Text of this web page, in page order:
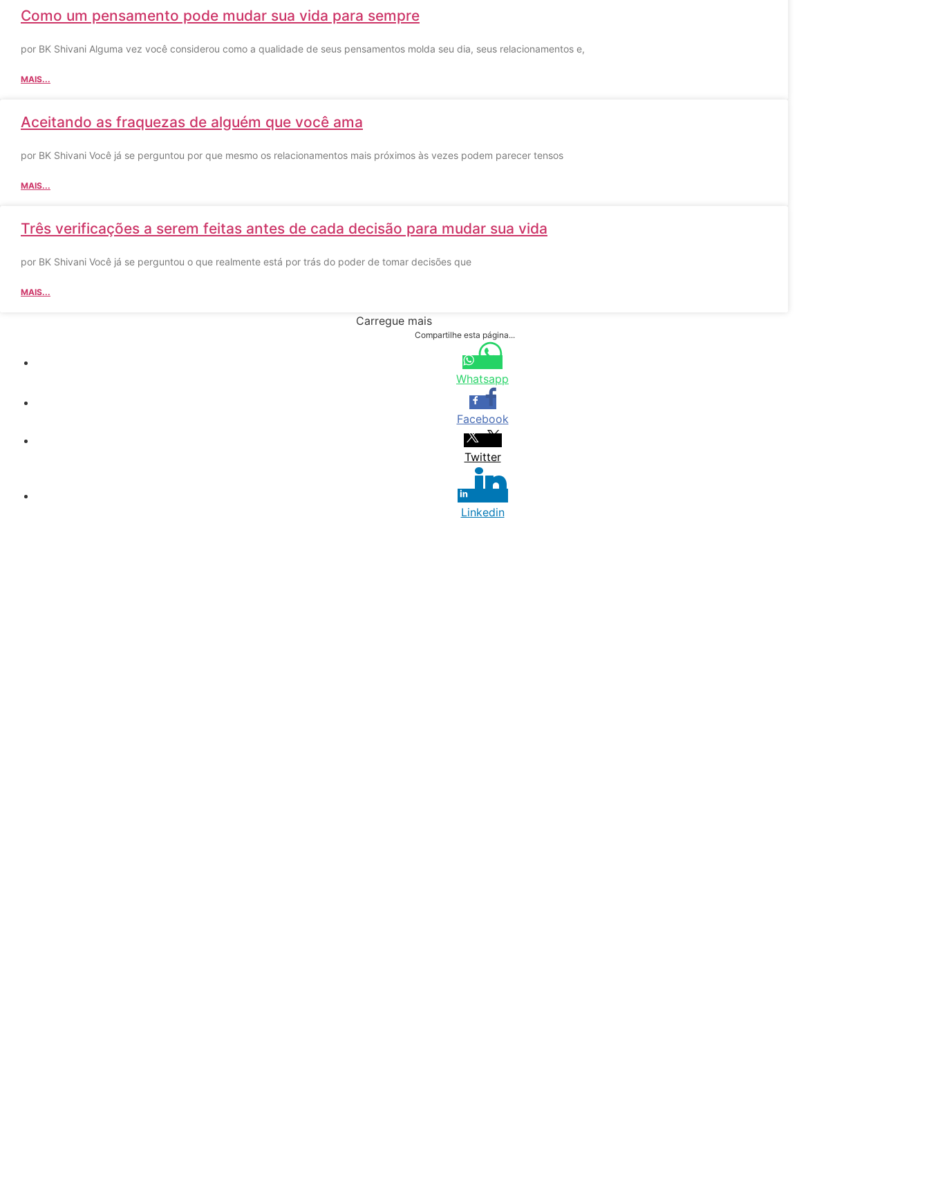
Como um pensamento pode mudar sua vida para sempre
por BK Shivani Alguma vez você considerou como a qualidade de seus pensamentos molda seu dia, seus relacionamentos e,
MAIS...
Aceitando as fraquezas de alguém que você ama
por BK Shivani Você já se perguntou por que mesmo os relacionamentos mais próximos às vezes podem parecer tensos
MAIS...
Três verificações a serem feitas antes de cada decisão para mudar sua vida
por BK Shivani Você já se perguntou o que realmente está por trás do poder de tomar decisões que
MAIS...
Carregue mais
Compartilhe esta página...
Whatsapp
Facebook
Twitter
Linkedin